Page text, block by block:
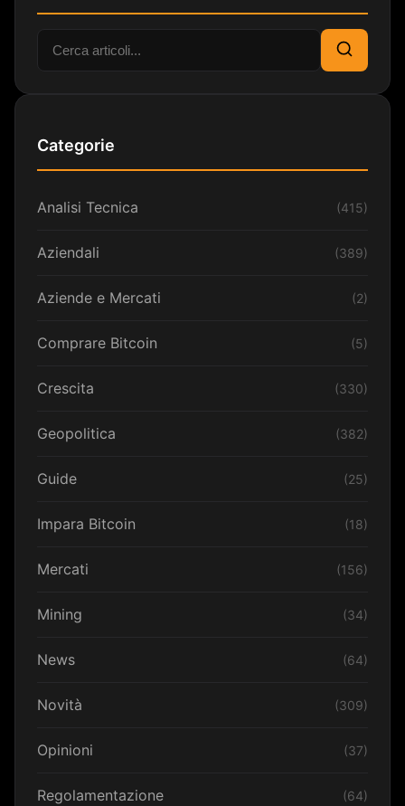
Cerca:
Cerca
Categorie
Analisi Tecnica (415)
Aziendali (389)
Aziende e Mercati (2)
Comprare Bitcoin (5)
Crescita (330)
Geopolitica (382)
Guide (25)
Impara Bitcoin (18)
Mercati (156)
Mining (34)
News (64)
Novità (309)
Opinioni (37)
Regolamentazione (64)